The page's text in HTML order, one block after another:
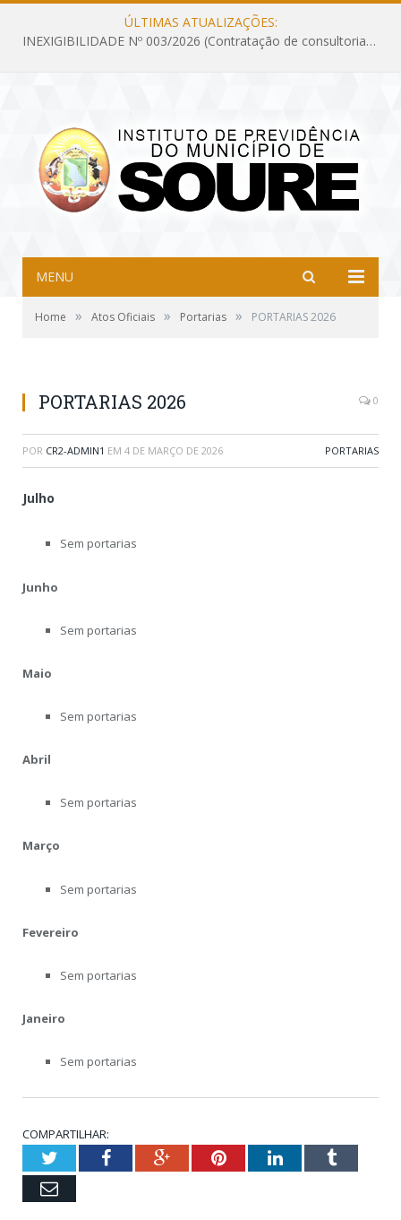
ÚLTIMAS ATUALIZAÇÕES:
INEXIGIBILIDADE Nº 003/2026 (Contratação de consultoria previdenciária com finalidade de obtenção do CRP, confecção dos demonstrativos previdenciários DAIR, DIPR e DPIN, preparar e alimentar o CADPREV, em atendimento às demandas do Instituto de Previdência dos Servidores do Município de Soure – IPSMS, por um período de 10 (dez) meses)
MENU
Home » Atos Oficiais » Portarias » PORTARIAS 2026
PORTARIAS 2026 0
POR CR2-ADMIN1 EM 4 DE MARÇO DE 2026 PORTARIAS
Julho
Sem portarias
Junho
Sem portarias
Maio
Sem portarias
Abril
Sem portarias
Março
Sem portarias
Fevereiro
Sem portarias
Janeiro
Sem portarias
COMPARTILHAR:
TwitterFacebookGoogle+PinterestLinkedInTumblr
Email